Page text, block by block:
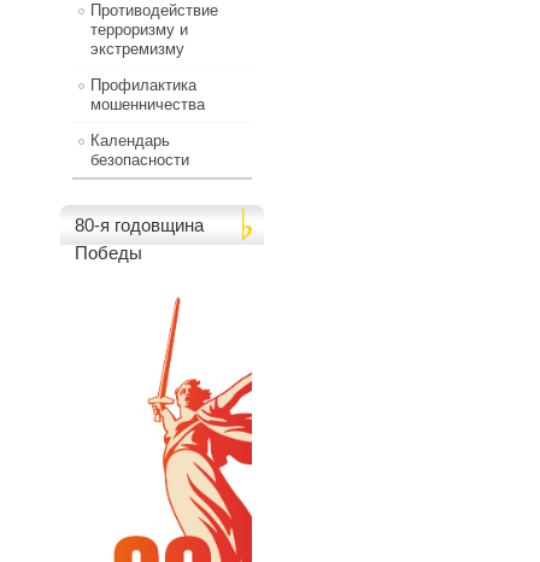
Противодействие
терроризму и
экстремизму
Профилактика
мошенничества
Календарь
безопасности
80-я годовщина
Победы